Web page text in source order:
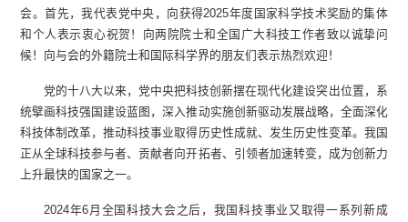
会。首先，我代表党中央，向获得2025年度国家科学技术奖励的集体
和个人表示衷心祝贺！向两院院士和全国广大科技工作者致以诚挚问
候！向与会的外籍院士和国际科学界的朋友们表示热烈欢迎！
党的十八大以来，党中央把科技创新摆在现代化建设突出位置，系
统擘画科技强国建设蓝图，深入推动实施创新驱动发展战略，全面深化
科技体制改革，推动科技事业取得历史性成就、发生历史性变革。我国
正从全球科技参与者、贡献者向开拓者、引领者加速转变，成为创新力
上升最快的国家之一。
2024年6月全国科技大会之后，我国科技事业又取得一系列新成